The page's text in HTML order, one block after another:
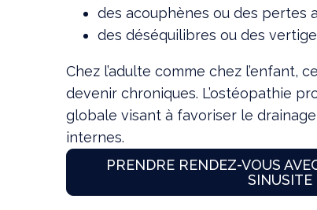
des acouphènes ou des pertes
des déséquilibres ou des
Chez l’adulte comme chez l’enfant,
devenir chroniques. L’ostéopathie
globale visant à favoriser le
internes.
PRENDRE RENDEZ-VOUS
SINUSITE